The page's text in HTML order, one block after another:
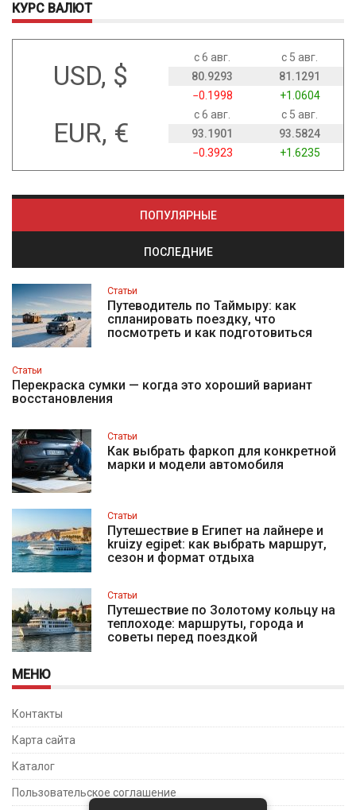
КУРС ВАЛЮТ
USD, $
с 6 авг.
с 5 авг.
80.9293
81.1291
−0.1998
+1.0604
EUR, €
с 6 авг.
с 5 авг.
93.1901
93.5824
−0.3923
+1.6235
ПОПУЛЯРНЫЕ
ПОСЛЕДНИЕ
Статьи
Путеводитель по Таймыру: как
спланировать поездку, что
посмотреть и как подготовиться
Статьи
Перекраска сумки — когда это хороший вариант
восстановления
Статьи
Как выбрать фаркоп для конкретной
марки и модели автомобиля
Статьи
Путешествие в Египет на лайнере и
kruizy egipet: как выбрать маршрут,
сезон и формат отдыха
Статьи
Путешествие по Золотому кольцу на
теплоходе: маршруты, города и
советы перед поездкой
МЕНЮ
Контакты
Карта сайта
Каталог
Пользовательское соглашение